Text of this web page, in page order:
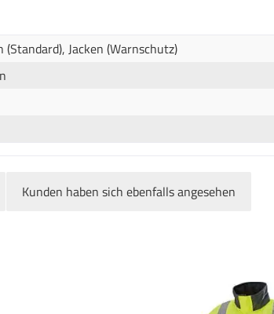
(Standard), Jacken (Warnschutz)
Kunden haben sich ebenfalls angesehen